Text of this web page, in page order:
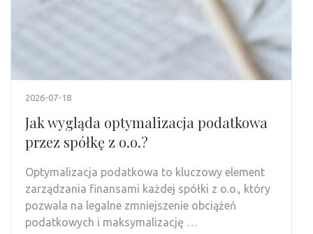
2026-07-18
Jak wygląda optymalizacja podatkowa
przez spółkę z o.o.?
Optymalizacja podatkowa to kluczowy element
zarządzania finansami każdej spółki z o.o., który
pozwala na legalne zmniejszenie obciążeń
podatkowych i maksymalizację …